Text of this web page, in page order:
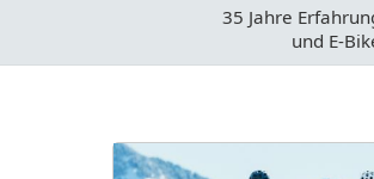
35 Jahre
und E-
Kategorien